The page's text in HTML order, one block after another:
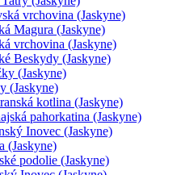
vrchovina (Jaskyne)
Magura (Jaskyne)
vrchovina (Jaskyne)
Beskydy (Jaskyne)
(Jaskyne)
(Jaskyne)
kotlina (Jaskyne)
pahorkatina (Jaskyne)
Inovec (Jaskyne)
(Jaskyne)
podolie (Jaskyne)